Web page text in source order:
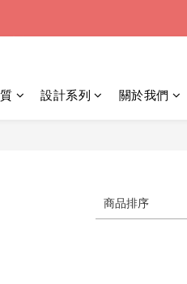
高折520
高折520
高折520設計系列 關於我們
商品排序